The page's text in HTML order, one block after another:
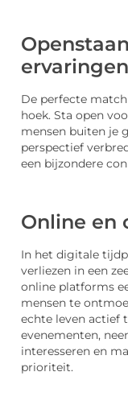
ervaringen
De perfecte
hoek. Sta open
mensen buiten je
perspectief
een bijzondere
Online en
In het digitale
verliezen in een
online platforms
mensen te
echte leven actief
evenementen,
interesseren en
prioriteit.